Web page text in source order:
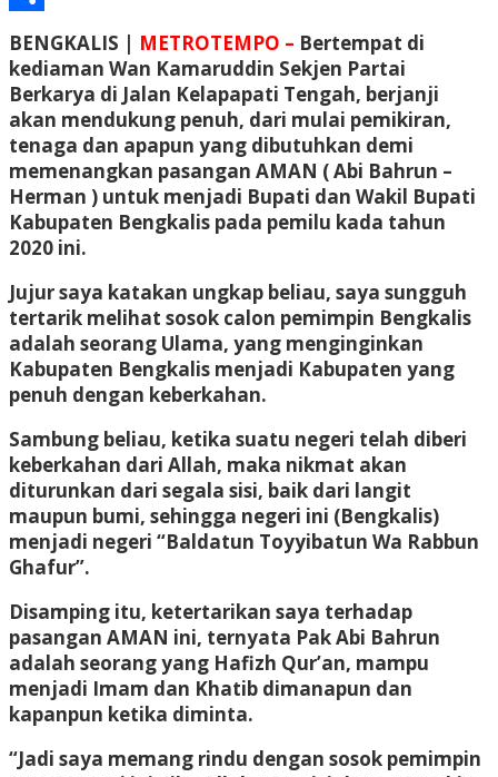
BENGKALIS | METROTEMPO – Bertempat di
kediaman Wan Kamaruddin Sekjen Partai
Berkarya di Jalan Kelapapati Tengah, berjanji
akan mendukung penuh, dari mulai pemikiran,
tenaga dan apapun yang dibutuhkan demi
memenangkan pasangan AMAN ( Abi Bahrun –
Herman ) untuk menjadi Bupati dan Wakil Bupati
Kabupaten Bengkalis pada pemilu kada tahun
2020 ini.
Jujur saya katakan ungkap beliau, saya sungguh
tertarik melihat sosok calon pemimpin Bengkalis
adalah seorang Ulama, yang menginginkan
Kabupaten Bengkalis menjadi Kabupaten yang
penuh dengan keberkahan.
Sambung beliau, ketika suatu negeri telah diberi
keberkahan dari Allah, maka nikmat akan
diturunkan dari segala sisi, baik dari langit
maupun bumi, sehingga negeri ini (Bengkalis)
menjadi negeri “Baldatun Toyyibatun Wa Rabbun
Ghafur”.
Disamping itu, ketertarikan saya terhadap
pasangan AMAN ini, ternyata Pak Abi Bahrun
adalah seorang yang Hafizh Qur’an, mampu
menjadi Imam dan Khatib dimanapun dan
kapanpun ketika diminta.
“Jadi saya memang rindu dengan sosok pemimpin